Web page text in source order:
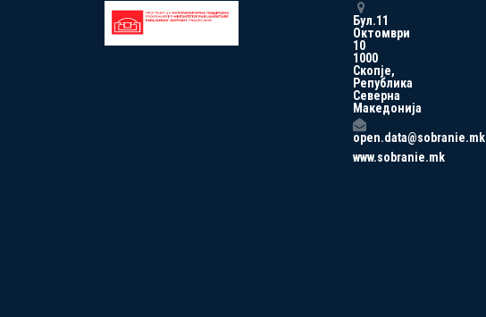
Бул.11
Октомври
10
1000
Скопје,
Република
Северна
Македонија
open.data@sobranie.mk
www.sobranie.mk